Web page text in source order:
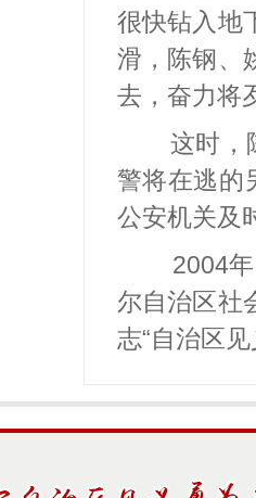
很快钻入地
滑，陈钢、
去，奋力将
这时，
警将在逃的
公安机关及
2004年
尔自治区社
志“自治区